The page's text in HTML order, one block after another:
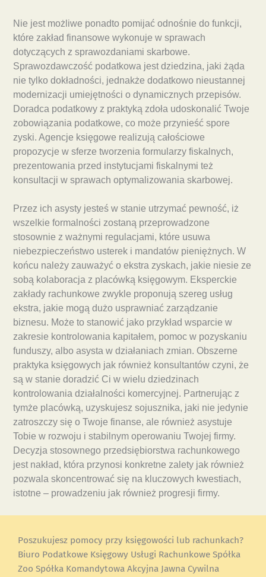
Nie jest możliwe ponadto pomijać odnośnie do funkcji,
które zakład finansowe wykonuje w sprawach
dotyczących z sprawozdaniami skarbowe.
Sprawozdawczość podatkowa jest dziedzina, jaki żąda
nie tylko dokładności, jednakże dodatkowo nieustannej
modernizacji umiejętności o dynamicznych przepisów.
Doradca podatkowy z praktyką zdoła udoskonalić Twoje
zobowiązania podatkowe, co może przynieść spore
zyski. Agencje księgowe realizują całościowe
propozycje w sferze tworzenia formularzy fiskalnych,
prezentowania przed instytucjami fiskalnymi też
konsultacji w sprawach optymalizowania skarbowej.
Przez ich asysty jesteś w stanie utrzymać pewność, iż
wszelkie formalności zostaną przeprowadzone
stosownie z ważnymi regulacjami, które usuwa
niebezpieczeństwo usterek i mandatów pieniężnych. W
końcu należy zauważyć o ekstra zyskach, jakie niesie ze
sobą kolaboracja z placówką księgowym. Eksperckie
zakłady rachunkowe zwykle proponują szereg usług
ekstra, jakie mogą dużo usprawniać zarządzanie
biznesu. Może to stanowić jako przykład wsparcie w
zakresie kontrolowania kapitałem, pomoc w pozyskaniu
funduszy, albo asysta w działaniach zmian. Obszerne
praktyka księgowych jak również konsultantów czyni, że
są w stanie doradzić Ci w wielu dziedzinach
kontrolowania działalności komercyjnej. Partnerując z
tymże placówką, uzyskujesz sojusznika, jaki nie jedynie
zatroszczy się o Twoje finanse, ale również asystuje
Tobie w rozwoju i stabilnym operowaniu Twojej firmy.
Decyzja stosownego przedsiębiorstwa rachunkowego
jest nakład, która przynosi konkretne zalety jak również
pozwala skoncentrować się na kluczowych kwestiach,
istotne – prowadzeniu jak również progresji firmy.
Poszukujesz pomocy przy księgowości lub rachunkach?
Biuro Podatkowe Księgowy Usługi Rachunkowe Spółka
Zoo Spółka Komandytowa Akcyjna Jawna Cywilna